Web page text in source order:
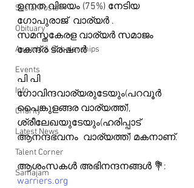
Social Posts
Obituary
Awards & Scholarships
Events
Info
Charity
Latest News
Talent Corner
Samajam
ഉന്നത വിജയം (75%) നേടിയ
ഗോപുരാജ്  വാര്യര്‍ .
സമസ്തകേരള വാര്യര്‍ സമാജം
കേന്ദ്ര ട്രഷറര്‍
പി പി
ഗോവിന്ദവാര്യരുടേയും(പറവൂര്‍
പൈങ്കുളങ്ങര വാര്യത്ത്),
ശ്രീലേഖയുടേയും(ഹരിപ്പാട്
ആനന്ദഭവനം  വാര്യത്ത്) മകനാണ്.
ആശംസകൾ അഭിനന്ദനങ്ങൾ 💐:
warriers.org